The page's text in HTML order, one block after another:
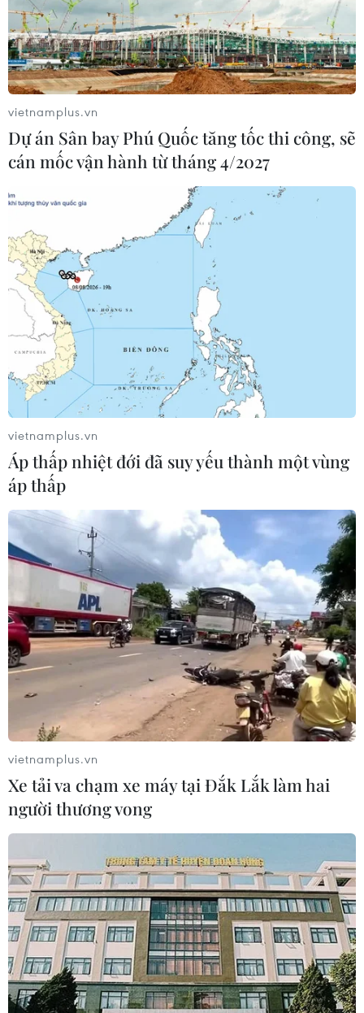
TIN CÙNG CHUYÊN MỤC
Tổng Bí thư, Chủ tịch nước Tô Lâm
lên đường thăm cấp Nhà nước
Australia và New Zealand
08/08/2026 12:52
Động lực mới cho hợp tác thương
mại Việt Nam-Australia
vietnamplus.vn
Dự án Sân bay Phú Quốc tăng tốc thi công, sẽ
cán mốc vận hành từ tháng 4/2027
vietnamplus.vn
Áp thấp nhiệt đới đã suy yếu thành một vùng
áp thấp
vietnamplus.vn
Xe tải va chạm xe máy tại Đắk Lắk làm hai
người thương vong